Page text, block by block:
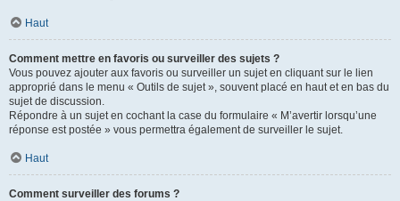
Haut
Comment mettre en favoris ou surveiller des sujets ?
Vous pouvez ajouter aux favoris ou surveiller un sujet en cliquant sur le lien
approprié dans le menu « Outils de sujet », souvent placé en haut et en bas du
sujet de discussion.
Répondre à un sujet en cochant la case du formulaire « M’avertir lorsqu’une
réponse est postée » vous permettra également de surveiller le sujet.
Haut
Comment surveiller des forums ?